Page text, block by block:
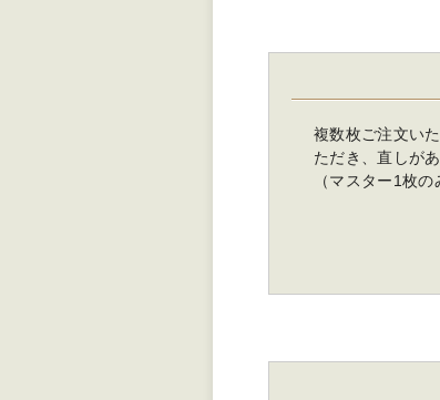
複数枚ご注文い
ただき、直しが
（マスター1枚